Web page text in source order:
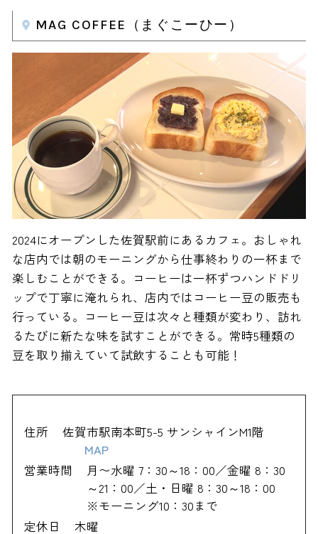
MAG COFFEE（まぐこーひー）
2024にオープンした佐賀駅前にあるカフェ。おしゃれ
な店内では朝のモーニングから仕事終わりの一杯まで
楽しむことができる。コーヒーは一杯ずつハンドドリ
ップで丁寧に淹れられ、店内ではコーヒー豆の販売も
行っている。コーヒー豆は次々と種類が変わり、訪れ
るたびに新たな味を試すことができる。常時5種類の
豆を取り揃えていて試飲することも可能！
住所
佐賀市駅南本町5-5 サンシャインM1階
MAP
営業時間
月〜水曜 7：30～18：00／金曜 8：30
～21：00／土・日曜 8：30～18：00
※モーニング10：30まで
定休日
木曜